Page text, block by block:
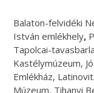
Balaton-felvidéki
István emlékhely,
Tapolcai-
Kastélymúzeum,
Emlékház,
Múzeum, Tihanyi